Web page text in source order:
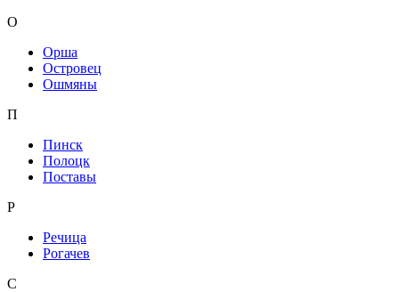
О
Орша
Островец
Ошмяны
П
Пинск
Полоцк
Поставы
Р
Речица
Рогачев
С